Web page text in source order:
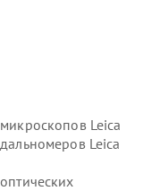
Leica
Leica